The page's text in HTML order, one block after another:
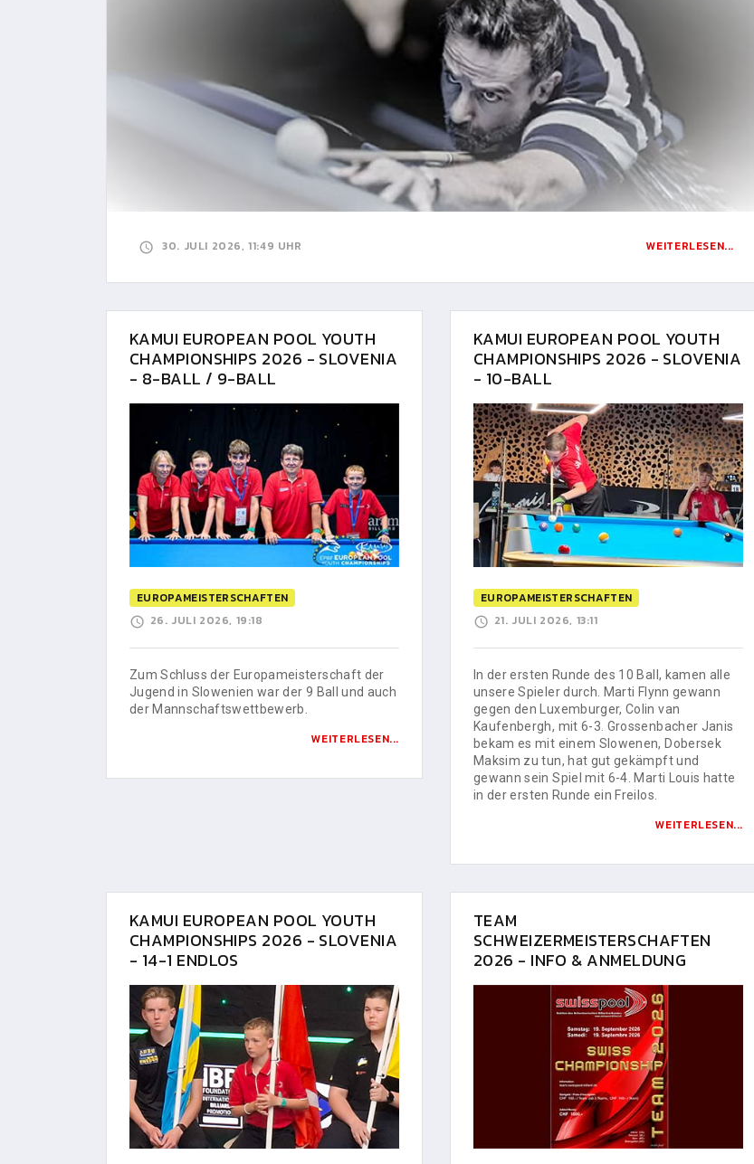
30. JULI 2026, 11:49 UHR WEITERLESEN...
KAMUI EUROPEAN POOL YOUTH
CHAMPIONSHIPS 2026 - SLOVENIA
- 8-BALL / 9-BALL
EUROPAMEISTERSCHAFTEN
26. JULI 2026, 19:18
Zum Schluss der Europameisterschaft der
Jugend in Slowenien war der 9 Ball und auch
der Mannschaftswettbewerb.
WEITERLESEN...
KAMUI EUROPEAN POOL YOUTH
CHAMPIONSHIPS 2026 - SLOVENIA
- 10-BALL
EUROPAMEISTERSCHAFTEN
21. JULI 2026, 13:11
In der ersten Runde des 10 Ball, kamen alle
unsere Spieler durch. Marti Flynn gewann
gegen den Luxemburger, Colin van
Kaufenbergh, mit 6-3. Grossenbacher Janis
bekam es mit einem Slowenen, Dobersek
Maksim zu tun, hat gut gekämpft und
gewann sein Spiel mit 6-4. Marti Louis hatte
in der ersten Runde ein Freilos.
WEITERLESEN...
KAMUI EUROPEAN POOL YOUTH
CHAMPIONSHIPS 2026 - SLOVENIA
- 14-1 ENDLOS
TEAM
SCHWEIZERMEISTERSCHAFTEN
2026 - INFO & ANMELDUNG